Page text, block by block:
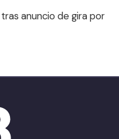
anuncio de gira por